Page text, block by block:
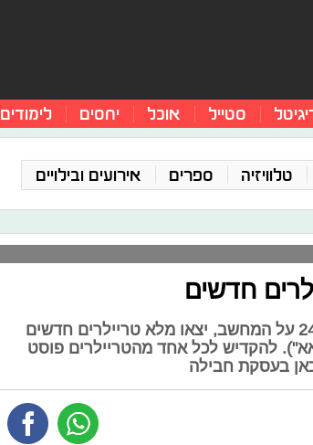
סטייל אוכל יחסים לימודים
טלוויזיה ספרים אירועים ובילויים
חדשים
דווקא בשבוע היחיד שבו אני לא מבלה 24/7 על המחשב, יצאו מלא טריילרים חדשים
להקדיש לכל אחד מהטריילרים פוסט
בעסקת חבילה